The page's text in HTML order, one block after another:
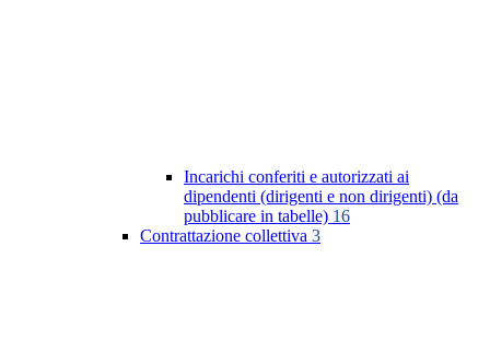
Incarichi conferiti e autorizzati ai
dipendenti (dirigenti e non dirigenti) (da
pubblicare in tabelle) 16
Contrattazione collettiva 3